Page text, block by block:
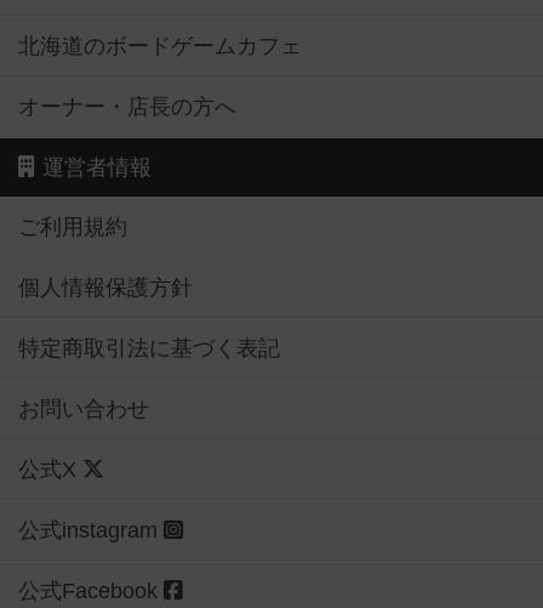
北海道のボードゲームカフェ
オーナー・店長の方へ
運営者情報
ご利用規約
個人情報保護方針
特定商取引法に基づく表記
お問い合わせ
公式X
公式instagram
公式Facebook